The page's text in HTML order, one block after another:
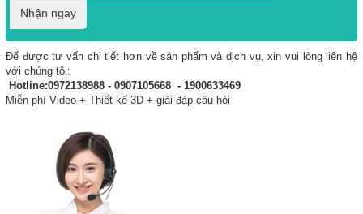
Nhận ngay
Để được tư vấn chi tiết hơn về sản phẩm và dịch vụ, xin vui lòng liên hệ
với chúng tôi:
Hotline:0972138988 - 0907105668 - 1900633469
Miễn phí Video + Thiết kế 3D + giải đáp câu hỏi